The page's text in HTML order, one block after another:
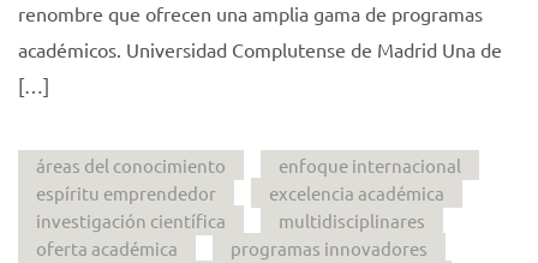
renombre que ofrecen una amplia gama de programas
académicos. Universidad Complutense de Madrid Una de
[…]
áreas del conocimiento
enfoque internacional
espíritu emprendedor
excelencia académica
investigación científica
multidisciplinares
oferta académica
programas innovadores